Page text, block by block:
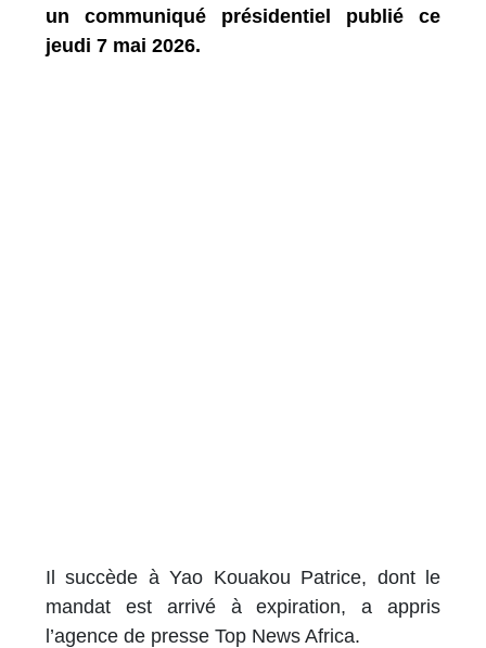
un communiqué présidentiel publié ce
jeudi 7 mai 2026.
Il succède à Yao Kouakou Patrice, dont le
mandat est arrivé à expiration, a appris
l’agence de presse Top News Africa.